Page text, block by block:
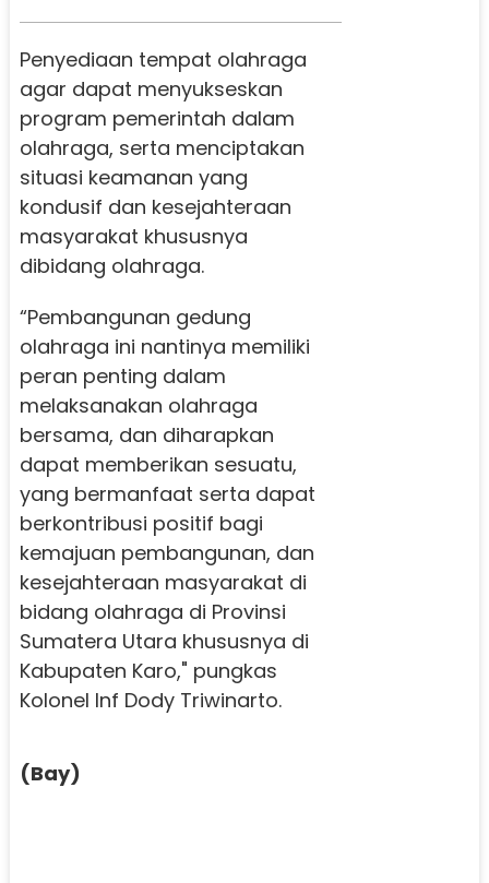
Penyediaan tempat olahraga
agar dapat menyukseskan
program pemerintah dalam
olahraga, serta menciptakan
situasi keamanan yang
kondusif dan kesejahteraan
masyarakat khususnya
dibidang olahraga.
“Pembangunan gedung
olahraga ini nantinya memiliki
peran penting dalam
melaksanakan olahraga
bersama, dan diharapkan
dapat memberikan sesuatu,
yang bermanfaat serta dapat
berkontribusi positif bagi
kemajuan pembangunan, dan
kesejahteraan masyarakat di
bidang olahraga di Provinsi
Sumatera Utara khususnya di
Kabupaten Karo," pungkas
Kolonel Inf Dody Triwinarto.
(Bay)